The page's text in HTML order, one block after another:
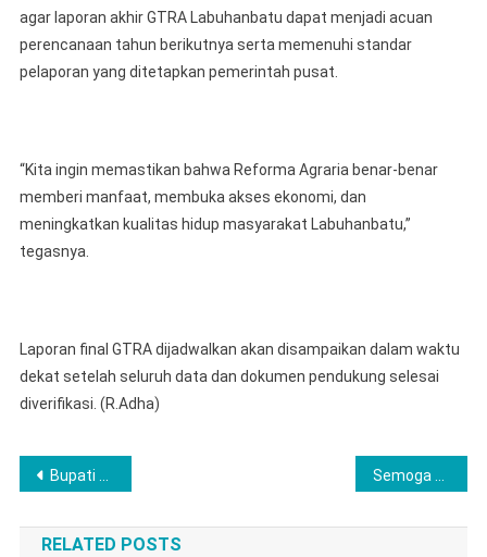
agar laporan akhir GTRA Labuhanbatu dapat menjadi acuan
perencanaan tahun berikutnya serta memenuhi standar
pelaporan yang ditetapkan pemerintah pusat.
“Kita ingin memastikan bahwa Reforma Agraria benar-benar
memberi manfaat, membuka akses ekonomi, dan
meningkatkan kualitas hidup masyarakat Labuhanbatu,”
tegasnya.
Laporan final GTRA dijadwalkan akan disampaikan dalam waktu
dekat setelah seluruh data dan dokumen pendukung selesai
diverifikasi. (R.Adha)
Post
navigation
Bupati Labuhanbatu Terima Audensi Pimpinan Suzuya Rantauprapat
RELATED POSTS